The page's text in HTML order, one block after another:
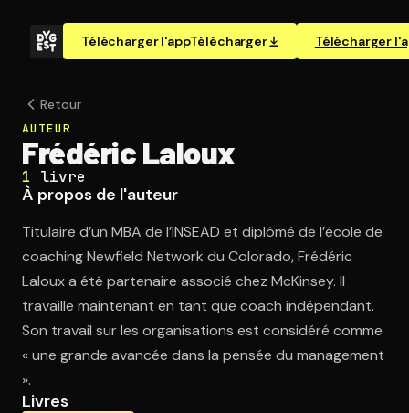
Télécharger l'appTélécharger Télécharger
Retour
AUTEUR
Frédéric Laloux
1 livre
À propos de l'auteur
Titulaire d’un MBA de l’INSEAD et diplômé de l’école de
coaching Newfield Network du Colorado, Frédéric
Laloux a été partenaire associé chez McKinsey. Il
travaille maintenant en tant que coach indépendant.
Son travail sur les organisations est considéré comme
« une grande avancée dans la pensée du management
».
Livres